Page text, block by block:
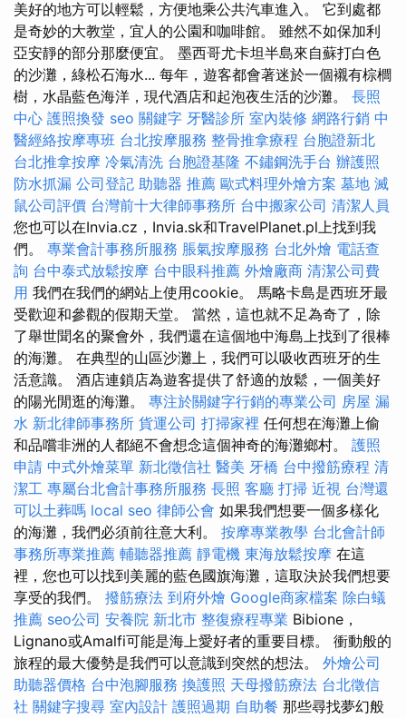
美好的地方可以輕鬆，方便地乘公共汽車進入。 它到處都
是奇妙的大教堂，宜人的公園和咖啡館。 雖然不如保加利
亞安靜的部分那麼便宜。 墨西哥尤卡坦半島來自蘇打白色
的沙灘，綠松石海水... 每年，遊客都會著迷於一個襯有棕櫚
樹，水晶藍色海洋，現代酒店和起泡夜生活的沙灘。 長照
中心 護照換發 seo 關鍵字 牙醫診所 室內裝修 網路行銷 中
醫經絡按摩專班 台北按摩服務 整骨推拿療程 台胞證新北
台北推拿按摩 冷氣清洗 台胞證基隆 不鏽鋼洗手台 辦護照
防水抓漏 公司登記 助聽器 推薦 歐式料理外燴方案 墓地 滅
鼠公司評價 台灣前十大律師事務所 台中搬家公司 清潔人員
您也可以在Invia.cz，Invia.sk和TravelPlanet.pl上找到我
們。 專業會計事務所服務 脹氣按摩服務 台北外燴 電話查
詢 台中泰式放鬆按摩 台中眼科推薦 外燴廠商 清潔公司費
用 我們在我們的網站上使用cookie。 馬略卡島是西班牙最
受歡迎和參觀的假期天堂。 當然，這也就不足為奇了，除
了舉世聞名的聚會外，我們還在這個地中海島上找到了很棒
的海灘。 在典型的山區沙灘上，我們可以吸收西班牙的生
活意識。 酒店連鎖店為遊客提供了舒適的放鬆，一個美好
的陽光閒逛的海灘。 專注於關鍵字行銷的專業公司 房屋 漏
水 新北律師事務所 貨運公司 打掃家裡 任何想在海灘上偷
和品嚐非洲的人都絕不會想念這個神奇的海灘鄉村。 護照
申請 中式外燴菜單 新北徵信社 醫美 牙橋 台中撥筋療程 清
潔工 專屬台北會計事務所服務 長照 客廳 打掃 近視 台灣還
可以土葬嗎 local seo 律師公會 如果我們想要一個多樣化
的海灘，我們必須前往意大利。 按摩專業教學 台北會計師
事務所專業推薦 輔聽器推薦 靜電機 東海放鬆按摩 在這
裡，您也可以找到美麗的藍色國旗海灘，這取決於我們想要
享受的我們。 撥筋療法 到府外燴 Google商家檔案 除白蟻
推薦 seo公司 安養院 新北市 整復療程專業 Bibion​​e，
Lignano或Amalfi可能是海上愛好者的重要目標。 衝動般的
旅程的最大優勢是我們可以意識到突然的想法。 外燴公司
助聽器價格 台中泡腳服務 換護照 天母撥筋療法 台北徵信
社 關鍵字搜尋 室內設計 護照過期 自助餐 那些尋找夢幻般